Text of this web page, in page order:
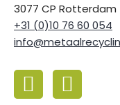
3077 CP Rotterdam
+31 (0)10 76 60 054